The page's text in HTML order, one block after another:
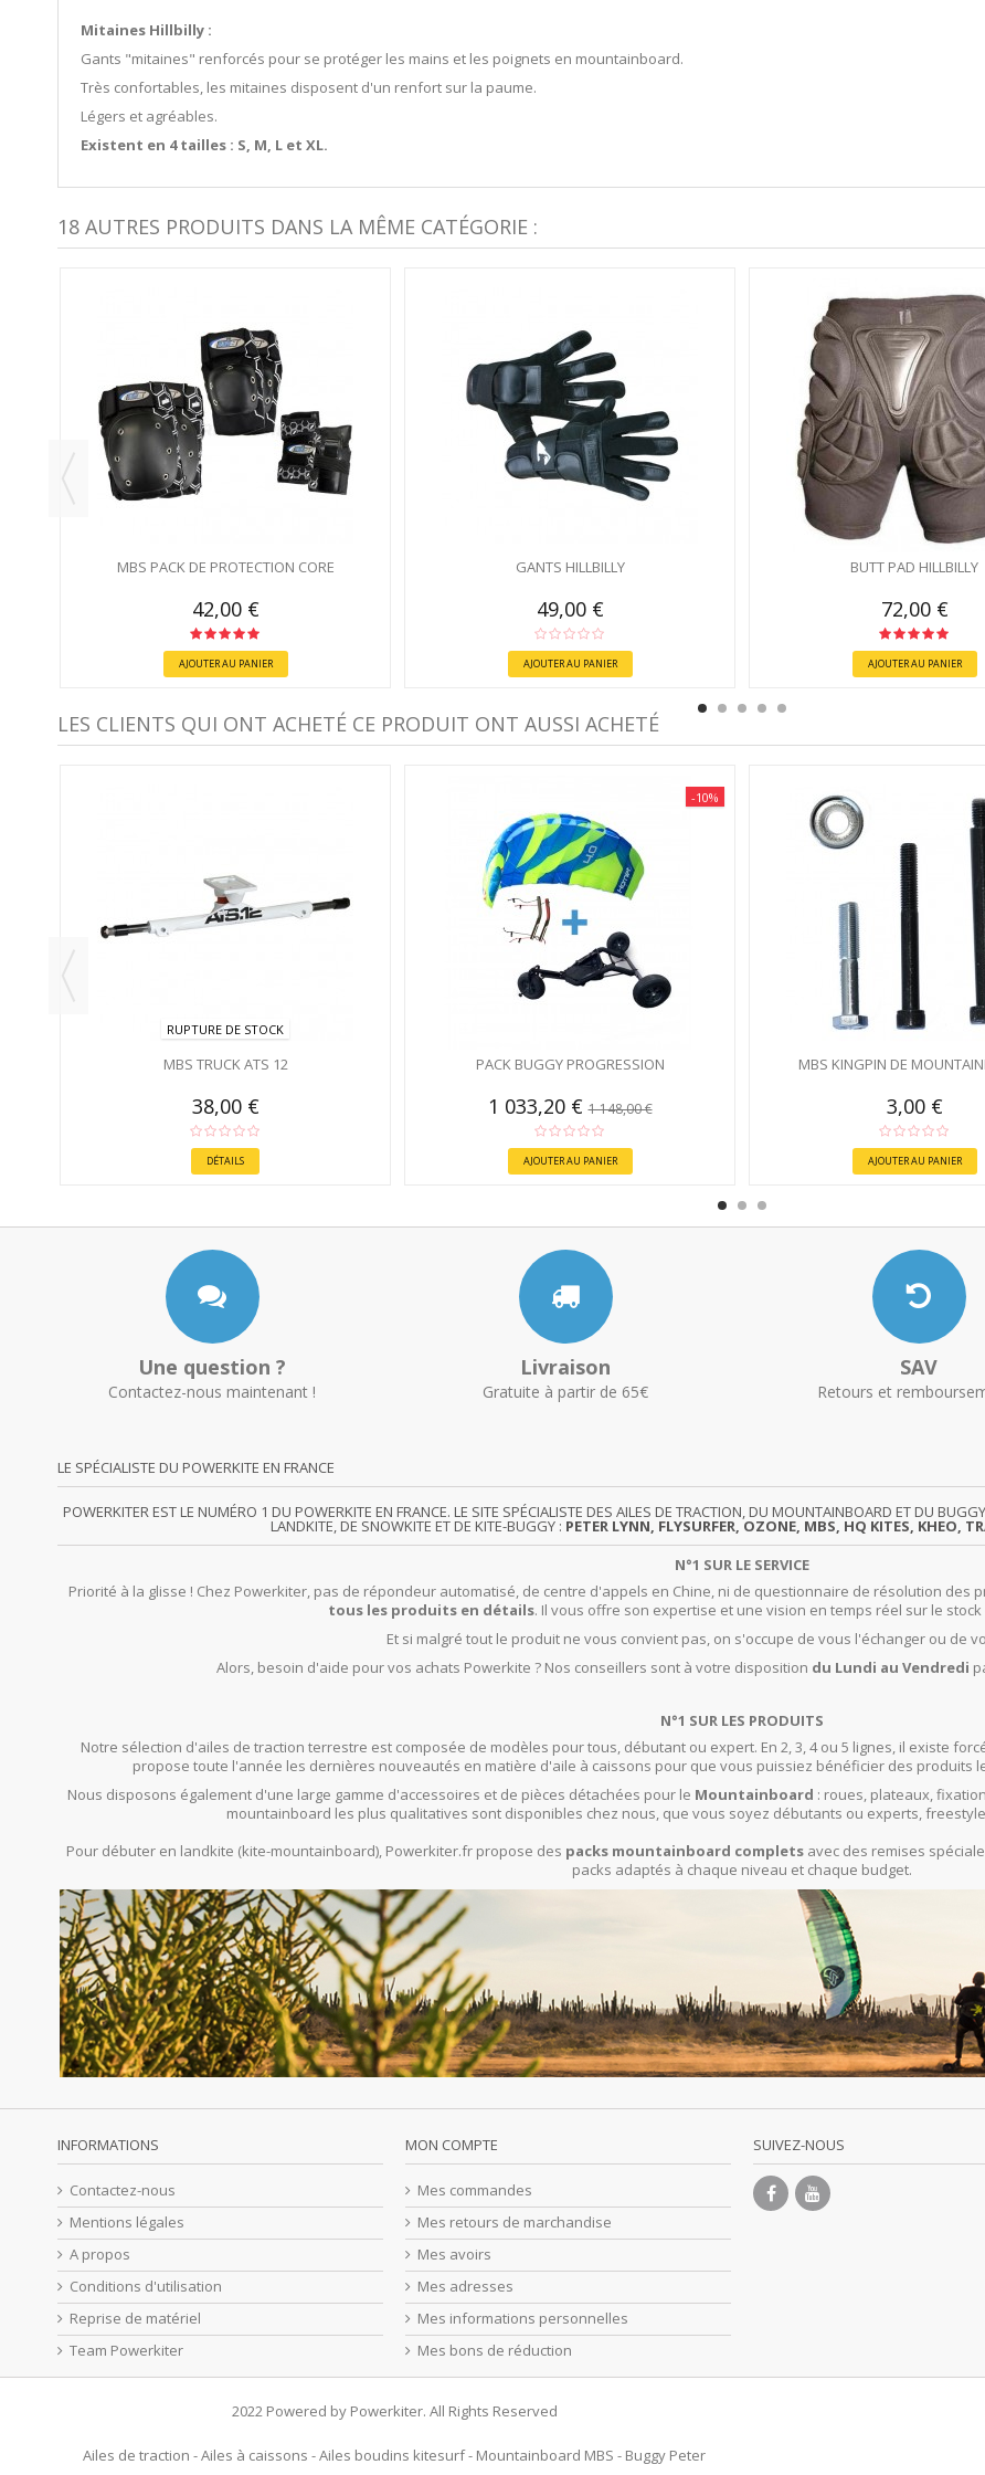
Mitaines Hillbilly :
Gants "mitaines" renforcés pour se protéger les mains et les poignets en mountainboard.
Très confortables, les mitaines disposent d'un renfort sur la paume.
Légers et agréables.
Existent en 4 tailles : S, M, L et XL.
18 AUTRES PRODUITS DANS LA MÊME CATÉGORIE :
MBS PACK DE PROTECTION CORE
42,00 €
AJOUTER AU PANIER
GANTS HILLBILLY
49,00 €
AJOUTER AU PANIER
BUTT PAD HILLBILLY
72,00 €
AJOUTER AU PANIER
LES CLIENTS QUI ONT ACHETÉ CE PRODUIT ONT AUSSI ACHETÉ
RUPTURE DE STOCK
MBS TRUCK ATS 12
38,00 €
DÉTAILS
-10%
PACK BUGGY PROGRESSION
1 033,20 €1 148,00 €
AJOUTER AU PANIER
MBS KINGPIN DE
3,00 €
AJOUTER AU PANIER
Une question ?
Contactez-nous maintenant !
Livraison
Gratuite à partir de 65€
SAV
Retours et
LE SPÉCIALISTE DU POWERKITE EN FRANCE
POWERKITER EST LE NUMÉRO 1 DU POWERKITE EN FRANCE. LE SITE SPÉCIALISTE DES AILES DE TRACTION, DU MOUNTAINBOARD ET DU
LANDKITE, DE SNOWKITE ET DE KITE-BUGGY : PETER LYNN, FLYSURFER, OZONE, MBS, HQ KITES, KHEO,
N°1 SUR LE SERVICE
Priorité à la glisse ! Chez Powerkiter, pas de répondeur automatisé, de centre d'appels en Chine, ni de questionnaire de résolution des
tous les produits en détails. Il vous offre son expertise et une vision en temps réel sur le
Et si malgré tout le produit ne vous convient pas, on s'occupe de vous l'échanger ou de
Alors, besoin d'aide pour vos achats Powerkite ? Nos conseillers sont à votre disposition du Lundi au Vendredi
N°1 SUR LES PRODUITS
Notre sélection d'ailes de traction terrestre est composée de modèles pour tous, débutant ou expert. En 2, 3, 4 ou 5 lignes, il existe
propose toute l'année les dernières nouveautés en matière d'aile à caissons pour que vous puissiez bénéficier des produits
Nous disposons également d'une large gamme d'accessoires et de pièces détachées pour le Mountainboard : roues, plateaux,
mountainboard les plus qualitatives sont disponibles chez nous, que vous soyez débutants ou experts,
Pour débuter en landkite (kite-mountainboard), Powerkiter.fr propose des packs mountainboard completsavec des remises
packs adaptés à chaque niveau et chaque budget.
INFORMATIONS
Contactez-nous
Mentions légales
A propos
Conditions d'utilisation
Reprise de matériel
Team Powerkiter
MON COMPTE
Mes commandes
Mes retours de marchandise
Mes avoirs
Mes adresses
Mes informations personnelles
Mes bons de réduction
SUIVEZ-NOUS
2022 Powered by Powerkiter. All Rights Reserved
Ailes de traction -Ailes à caissons -Ailes boudins kitesurf- Mountainboard MBS - Buggy Peter